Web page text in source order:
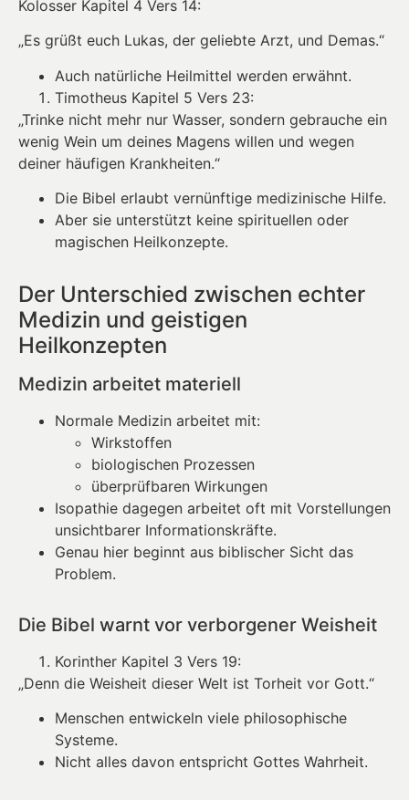
Kolosser Kapitel 4 Vers 14:
„Es grüßt euch Lukas, der geliebte Arzt, und Demas.“
Auch natürliche Heilmittel werden erwähnt.
Timotheus Kapitel 5 Vers 23:
„Trinke nicht mehr nur Wasser, sondern gebrauche ein
wenig Wein um deines Magens willen und wegen
deiner häufigen Krankheiten.“
Die Bibel erlaubt vernünftige medizinische Hilfe.
Aber sie unterstützt keine spirituellen oder
magischen Heilkonzepte.
Der Unterschied zwischen echter
Medizin und geistigen
Heilkonzepten
Medizin arbeitet materiell
Normale Medizin arbeitet mit:
Wirkstoffen
biologischen Prozessen
überprüfbaren Wirkungen
Isopathie dagegen arbeitet oft mit Vorstellungen
unsichtbarer Informationskräfte.
Genau hier beginnt aus biblischer Sicht das
Problem.
Die Bibel warnt vor verborgener Weisheit
Korinther Kapitel 3 Vers 19:
„Denn die Weisheit dieser Welt ist Torheit vor Gott.“
Menschen entwickeln viele philosophische
Systeme.
Nicht alles davon entspricht Gottes Wahrheit.